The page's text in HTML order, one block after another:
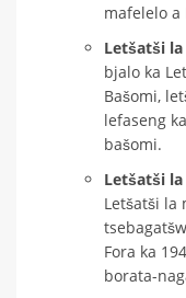
mafelelo a
Letšatši la
bjalo ka
Bašomi,
lefaseng
bašomi.
Letšatši la
Letšatši la
Fora ka
borata-